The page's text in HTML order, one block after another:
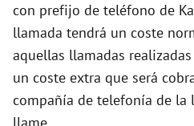
con prefijo de teléfono de
llamada tendrá un coste
aquellas llamadas
un coste extra que será
compañía de telefonía de la